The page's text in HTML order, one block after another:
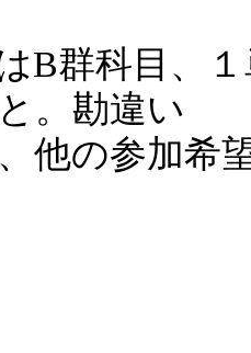
B群科目、
。勘違い
他の参加希